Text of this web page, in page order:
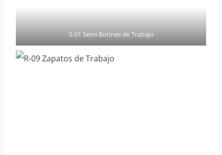
S-01 Semi Botines de Trabajo